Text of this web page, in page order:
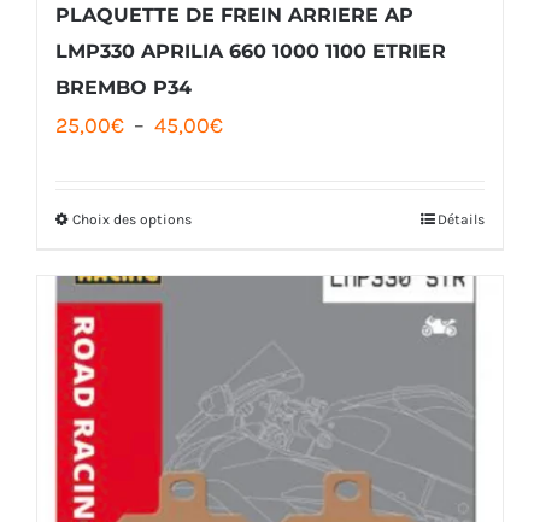
PLAQUETTE DE FREIN ARRIERE AP
LMP330 APRILIA 660 1000 1100 ETRIER
BREMBO P34
25,00€ – 45,00€Plage
à
Choix des optionsCe
variations.
Les
options
peuvent
Détails